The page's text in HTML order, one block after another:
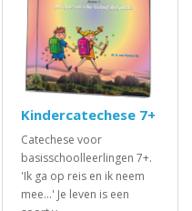
Kindercatechese 7+
Catechese voor
basisschoolleerlingen 7+.
'Ik ga op reis en ik neem
mee...' Je leven is een